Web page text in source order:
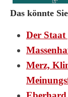
Das könnte
Der Staat
Merz,